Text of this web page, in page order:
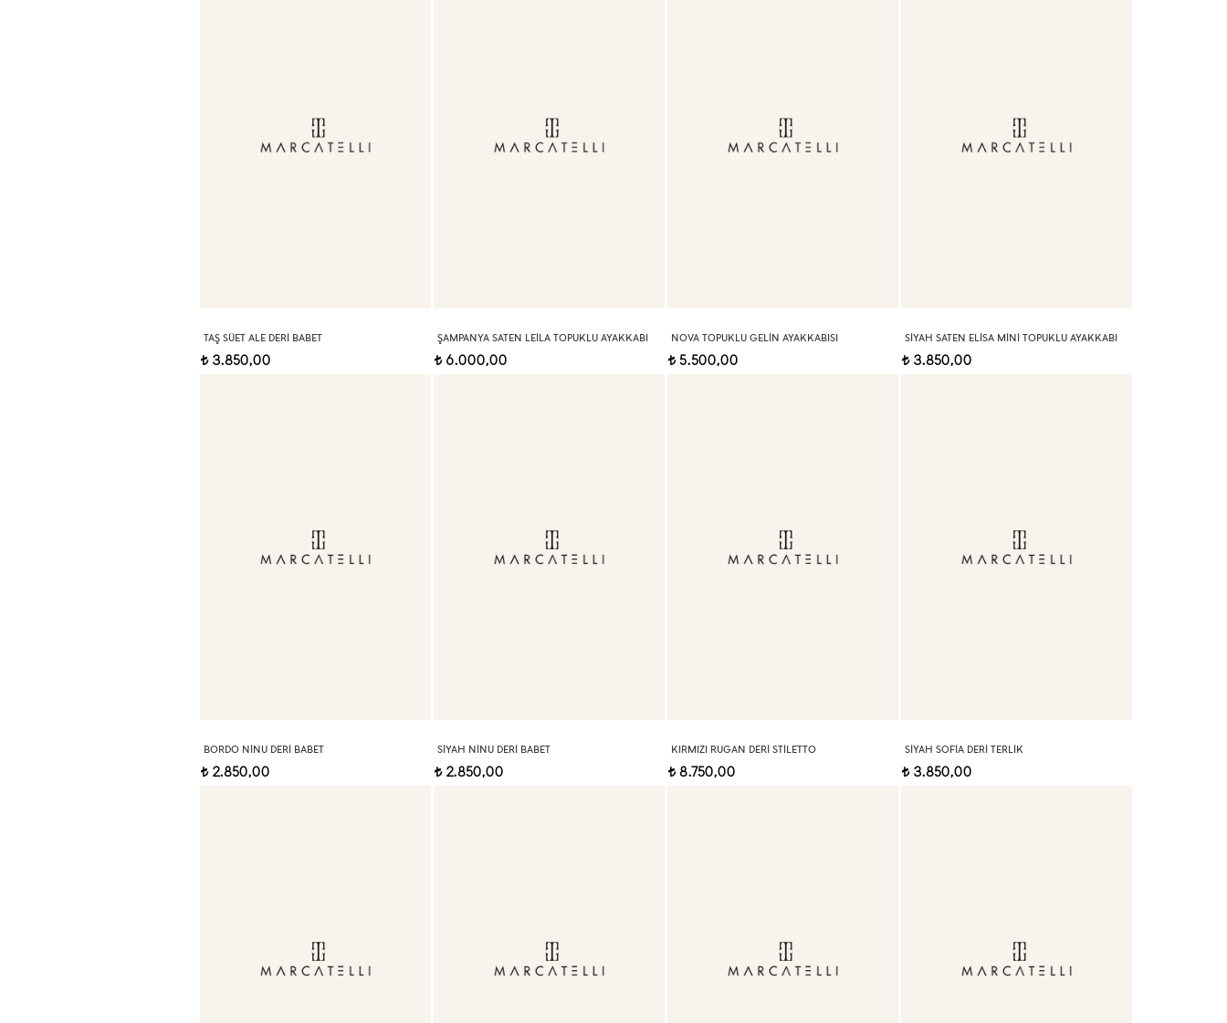
TAŞ SÜET ALE DERI BABET
t3.850,00
ŞAMPANYA SATEN LEILA TOPUKLU AYAKKABI
t6.000,00
NOVA TOPUKLU GELIN AYAKKABISI
t5.500,00
SIYAH SATEN ELISA MINI TOPUKLU AYAKKABI
t3.850,00
BORDO NINU DERI BABET
t2.850,00
SIYAH NINU DERI BABET
t2.850,00
KIRMIZI RUGAN DERI STILETTO
t8.750,00
SIYAH SOFIA DERI TERLIK
t3.850,00